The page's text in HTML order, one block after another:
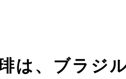
は、ブラジ